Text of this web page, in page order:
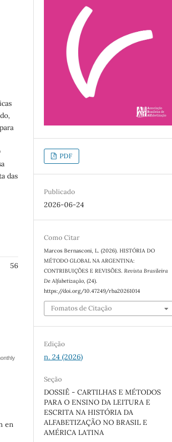
das
56
en
PDF
Publicado
2026-06-24
Como Citar
Marcos Bernasconi, L. (2026). HISTÓRIA DO
MÉTODO GLOBAL NA ARGENTINA:
CONTRIBUIÇÕES E REVISÕES. Revista Brasileira
De Alfabetização , (24).
https://doi.org/10.47249/rba20261014
Fomatos de Citação
Edição
n. 24 (2026)
Seção
DOSSIÊ - CARTILHAS E MÉTODOS
PARA O ENSINO DA LEITURA E
ESCRITA NA HISTÓRIA DA
ALFABETIZAÇÃO NO BRASIL E
AMÉRICA LATINA